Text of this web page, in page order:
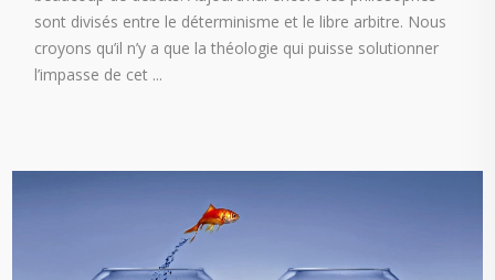
sont divisés entre le déterminisme et le libre arbitre. Nous
croyons qu’il n’y a que la théologie qui puisse solutionner
l’impasse de cet